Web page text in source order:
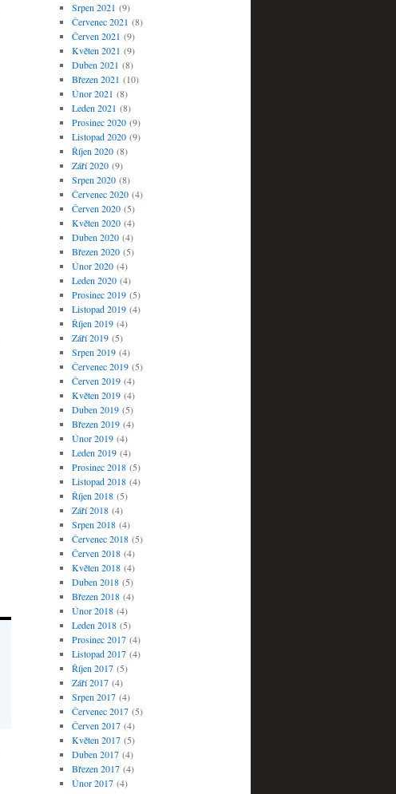
Srpen 2021 (9)
Červenec 2021 (8)
Červen 2021 (9)
Květen 2021 (9)
Duben 2021 (8)
Březen 2021 (10)
Únor 2021 (8)
Leden 2021 (8)
Prosinec 2020(9)
Listopad 2020(9)
Říjen 2020(8)
Září 2020(9)
Srpen 2020(8)
Červenec 2020(4)
Červen 2020(5)
Květen 2020(4)
Duben 2020(4)
Březen 2020(5)
Únor 2020(4)
Leden 2020(4)
Prosinec 2019(5)
Listopad 2019(4)
Říjen 2019(4)
Září 2019(5)
Srpen 2019(4)
Červenec 2019(5)
Červen 2019(4)
Květen 2019(4)
Duben 2019(5)
Březen 2019(4)
Únor 2019(4)
Leden 2019(4)
Prosinec 2018(5)
Listopad 2018(4)
Říjen 2018(5)
Září 2018(4)
Srpen 2018(4)
Červenec 2018(5)
Červen 2018(4)
Květen 2018(4)
Duben 2018(5)
Březen 2018(4)
Únor 2018(4)
Leden 2018(5)
Prosinec 2017(4)
Listopad 2017(4)
Říjen 2017(5)
Září 2017(4)
Srpen 2017(4)
Červenec 2017(5)
Červen 2017(4)
Květen 2017(5)
Duben 2017(4)
Březen 2017(4)
Únor 2017(4)